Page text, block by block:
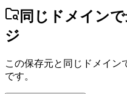
同じドメイン
ジ
この保存元と同じドメイン
です。